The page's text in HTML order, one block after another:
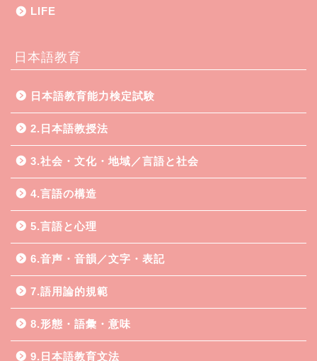
LIFE
日本語教育
日本語教育能力検定試験
2.日本語教授法
3.社会・文化・地域／言語と社会
4.言語の構造
5.言語と心理
6.音声・音韻／文字・表記
7.語用論的規範
8.形態・語彙・意味
9.日本語教育文法